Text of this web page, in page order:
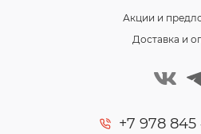
Акции и
Доставка и
+7 978 845